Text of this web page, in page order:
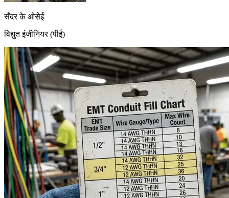
सँदर के ओसेई
विद्युत इंजीनियर (पीई)